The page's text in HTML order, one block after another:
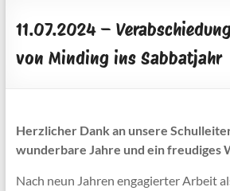
11.07.2024 –
von Minding ins Sabbatjahr
Herzlicher Dank an unsere
wunderbare Jahre und ein freudiges
Nach neun Jahren engagierter Arbeit